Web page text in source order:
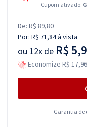
Cupom ativado:
De: R$ 89,80
Por: R$ 71,84à vista
ou 12x de R$
Economize R$
Garantia de